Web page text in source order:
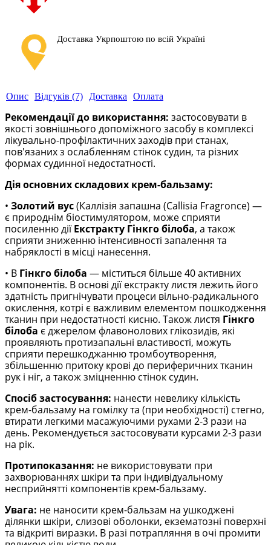
Доставка Укрпоштою по всій Україні
Опис Відгуків (7) Доставка Оплата
Рекомендації до використання: застосовувати в
якості зовнішнього допоміжного засобу в комплексі
лікувально-профілактичних заходів при станах,
пов'язаних з ослабленням стінок судин, та різних
формах судинної недостатності.
Дія основних складових крем-бальзаму:
• Золотий вус(Каллізія запашна (Callisia Fragronce) —
є природнім біостимулятором, може сприяти
посиленню діїЕкстракту Гінкго білоба, а також
сприяти зниженню інтенсивності запалення та
набряклості в місці нанесення.
• В Гінкго білоба — міститься більше 40 активних
компонентів. В основі дії екстракту листя лежить його
здатність пригнічувати процеси вільно-радикального
окислення, котрі є важливим елементом пошкодження
тканин при недостатності кисню. Також листя Гінкго
білоба є джерелом флавонолових глікозидів, які
проявляють протизапальні властивості, можуть
сприяти перешкоджанню тромбоутворення,
збільшенню притоку крові до периферичних тканин
рук і ніг, а також зміцненню стінок судин.
Спосіб застосування: нанести невелику кількість
крем-бальзаму на гомілку та (при необхідності) стегно,
втирати легкими масажуючими рухами 2-3 рази на
день. Рекомендується застосовувати курсами 2-3 рази
на рік.
Протипоказання: не використовувати при
захворюваннях шкіри та при індивідуальному
несприйнятті компонентів крем-бальзаму.
Увага: не наносити крем-бальзам на ушкоджені
ділянки шкіри, слизові оболонки, екзематозні поверхні
та відкриті виразки. В разі потрапляння в очі промити